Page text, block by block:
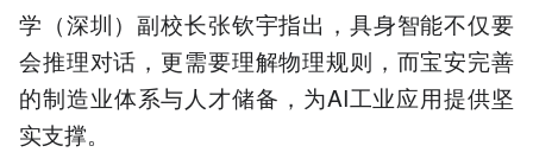
学（深圳）副校长张钦宇指出，具身智能不仅要
会推理对话，更需要理解物理规则，而宝安完善
的制造业体系与人才储备，为AI工业应用提供坚
实支撑。